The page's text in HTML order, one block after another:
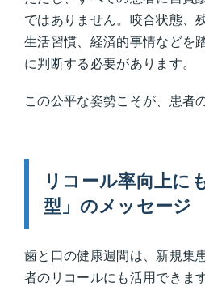
ではありません。咬合状態、
生活習慣、経済的事情などを
に判断する必要があります。
この公平な姿勢こそが、患者
リコール率向上に
型」のメッセージ
歯と口の健康週間は、新規集
者のリコールにも活用できます